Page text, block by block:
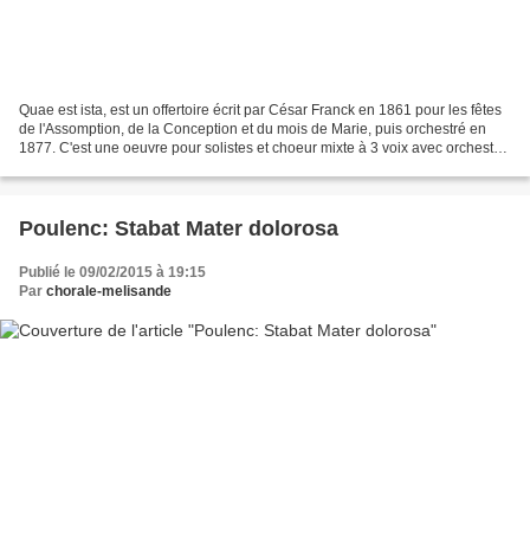
Quae est ista, est un offertoire écrit par César Franck en 1861 pour les fêtes
de l'Assomption, de la Conception et du mois de Marie, puis orchestré en
1877. C'est une oeuvre pour solistes et choeur mixte à 3 voix avec orchestre
Poulenc: Stabat Mater dolorosa
Publié le 09/02/2015 à 19:15
Par chorale-melisande